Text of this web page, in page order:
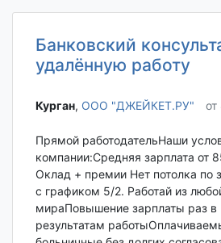
Банковский
удалённую работу
Курган‎, ООО "ДЖЕЙКЕТ.РУ"
Прямой работодательНаши
компании:Средняя зарплата от
Оклад + премии Нет потолка по
с графиком 5/2. Работай из
мираПовышение зарплаты раз в
результатам